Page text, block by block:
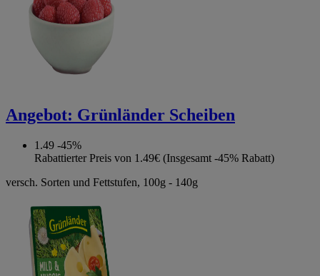
Angebot: Grünländer Scheiben
1.49 -45%
Rabattierter Preis von 1.49€ (Insgesamt -45% Rabatt)
versch. Sorten und Fettstufen, 100g - 140g